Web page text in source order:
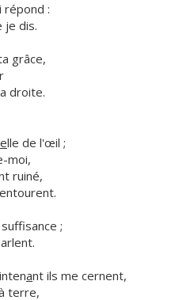
répond :
je dis.
grâce,
droite.
elle de l'œil ;
moi,
ruiné,
;
ant ils me cernent,
terre,